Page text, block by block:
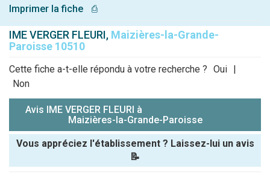
Imprimer la fiche
⎙
IME VERGER FLEURI, Maizières-la-Grande-
Paroisse 10510
Cette fiche a-t-elle répondu à votre recherche ? Oui |
Non
Avis IME VERGER FLEURI à
Maizières-la-Grande-Paroisse
Vous appréciez l'établissement ? Laissez-lui un avis
📝